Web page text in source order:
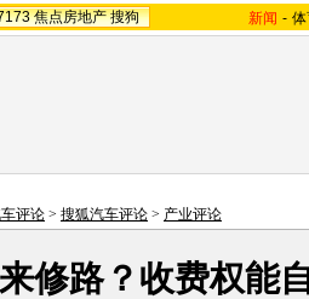
焦点房地产 搜狗 新闻 -
评论 > 搜狐汽车评论 > 产业评论
修路？收费权能